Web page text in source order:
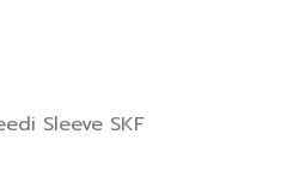
Sleeve SKF